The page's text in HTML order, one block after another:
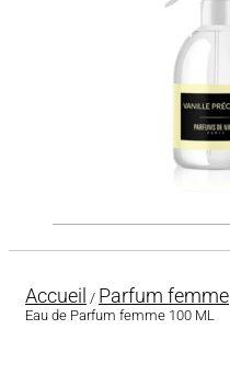
Accueil / Parfum femme
Eau de Parfum femme 100 ML